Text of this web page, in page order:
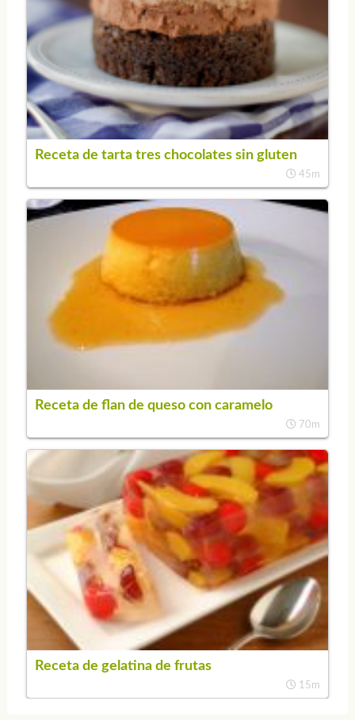
Receta de tarta tres chocolates sin gluten
45m
Receta de flan de queso con caramelo
70m
Receta de gelatina de frutas
15m